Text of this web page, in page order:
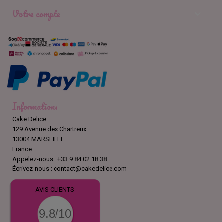
Votre compte
Informations
Cake Delice
129 Avenue des Chartreux
13004 MARSEILLE
France
Appelez-nous : +33 9 84 02 18 38
Écrivez-nous : contact@cakedelice.com
AVIS CLIENTS
9.8/10